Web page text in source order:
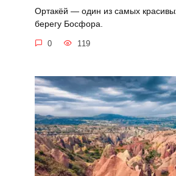
Ортакёй — один из самых
берегу Босфора.
0 119